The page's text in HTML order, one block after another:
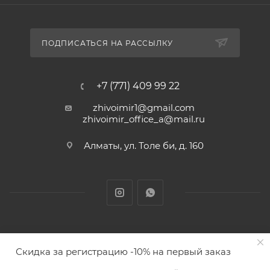
ПОДПИСАТЬСЯ НА РАССЫЛКУ
+7 (771) 409 99 22
zhivoimir1@gmail.com
zhivoimir_office_a@mail.ru
Алматы, ул. Толе би, д. 160
животных с доставкой товаров по Алматы и Казахстану
Скидка за регистрацию -10% на первый заказ